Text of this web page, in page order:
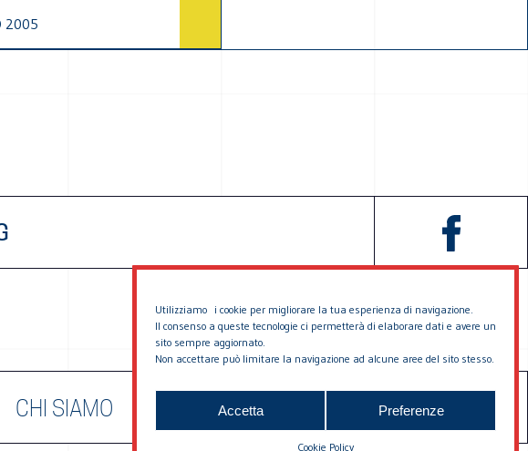
Utilizziamo i cookie per migliorare la tua esperienza di navigazione.
Il consenso a queste tecnologie ci permetterà di elaborare dati e avere un
sito sempre aggiornato.
Non accettare può limitare la navigazione ad alcune aree del sito stesso.
Accetta Preferenze
Cookie Policy
CHI SIAMO SOSTIENICI CONTATTACI
2005